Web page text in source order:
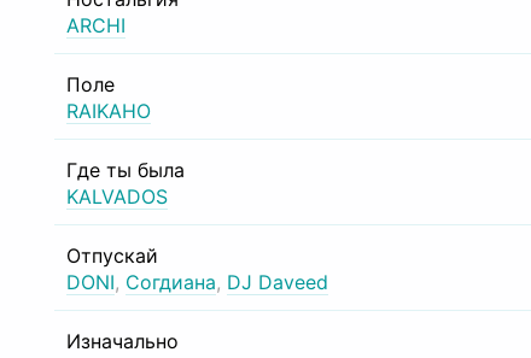
ARCHI
Поле
RAIKAHO
Где ты была
KALVADOS
Отпускай
DONI, Согдиана, DJ Daveed
Изначально